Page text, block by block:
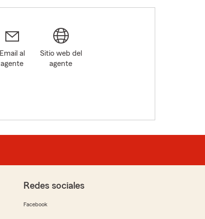
Email al
agente
Sitio web del
agente
Redes sociales
Facebook